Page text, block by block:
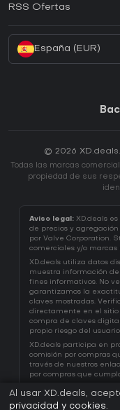
RSS Ofertas
España (EUR)
© 2026
Todas las marcas
propiedad de sus
Aviso legal: XD.deals
de precios y
por Valve Corporation.
comerciales y/o marcas
XD.deals utiliza datos
muestra información de
fines informativos. No
garantizamos la
claves mostradas.
directamente en el
compra de claves
propio riesgo del
XD.deals participa en
comisión por compras
través de nuestros
por compras que
Al usar XD.deals,
privacidad y cookies